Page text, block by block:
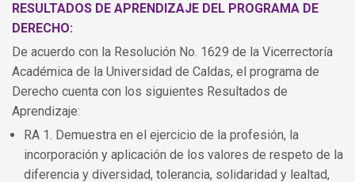
RESULTADOS DE APRENDIZAJE DEL PROGRAMA DE
DERECHO:
De acuerdo con la Resolución No. 1629 de la Vicerrectoría
Académica de la Universidad de Caldas, el programa de
Derecho cuenta con los siguientes Resultados de
Aprendizaje:
RA 1. Demuestra en el ejercicio de la profesión, la
incorporación y aplicación de los valores de respeto de la
diferencia y diversidad, tolerancia, solidaridad y lealtad,